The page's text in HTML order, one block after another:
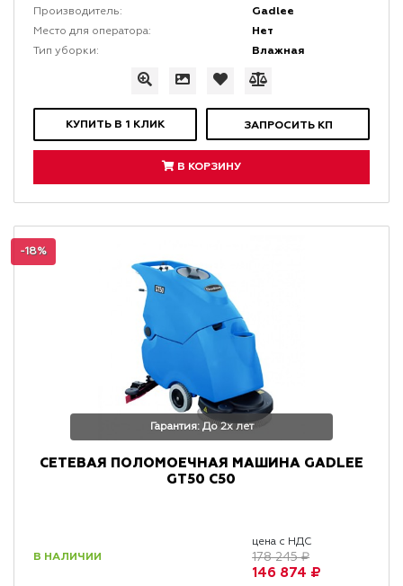
Производитель: Gadlee
Место для оператора: Нет
Тип уборки: Влажная
КУПИТЬ В 1 КЛИК ЗАПРОСИТЬ КП
В КОРЗИНУ
-18%
Гарантия: До 2х лет
СЕТЕВАЯ ПОЛОМОЕЧНАЯ МАШИНА GADLEE
GT50 C50
В НАЛИЧИИ
цена с НДС
178 245 ₽
146 874 ₽